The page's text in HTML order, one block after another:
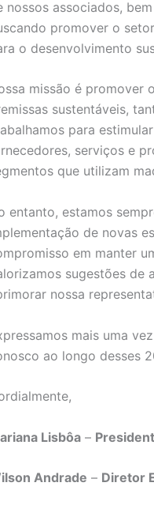
nossos associados,
promover o
o desenvolvimento
missão é promover
sustentáveis,
para
serviços e
que utilizam
entanto, estamos
de novas
em manter
sugestões de
nossa
mais uma
ao longo desses
Lisbôa –
Andrade – Diretor